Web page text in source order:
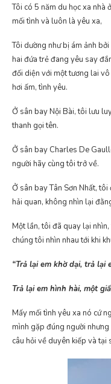
Tôi có 5 năm du học xa nhà
mối tình và luôn là yêu xa,
Tôi dường như bị ám ảnh
hai đứa trẻ đang yêu say
đối diện với một tương lai
hơi ấm, tình yêu.
Ở sân bay Nội Bài, tôi lưu
thanh gọi tên.
Ở sân bay Charles De
người hãy cùng tôi trở về.
Ở sân bay Tân Sơn Nhất,
hải quan, không nhìn lại
Một lần, tôi đã quay lại
chúng tôi nhìn nhau tới khi
“Trả lại em khờ dại, trả lại
Trả lại em hình hài, một
Mấy mối tình yêu xa nó cứ
mình gặp đúng người
câu hỏi về duyên kiếp và